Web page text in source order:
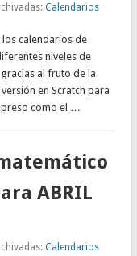
Calendarios
calendarios de
niveles de
al fruto de la
en Scratch para
como el …
ABRIL
Calendarios